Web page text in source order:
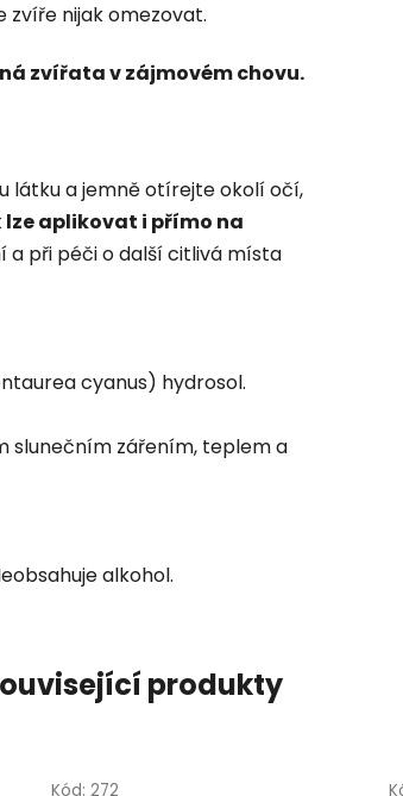
nijak omezovat.
zvířata v zájmovém chovu.
látku a jemně otírejte okolí očí,
lze aplikovat i přímo na
a při péči o další citlivá místa
cyanus) hydrosol.
slunečním zářením, teplem a
alkohol.
produkty
Kód: 272